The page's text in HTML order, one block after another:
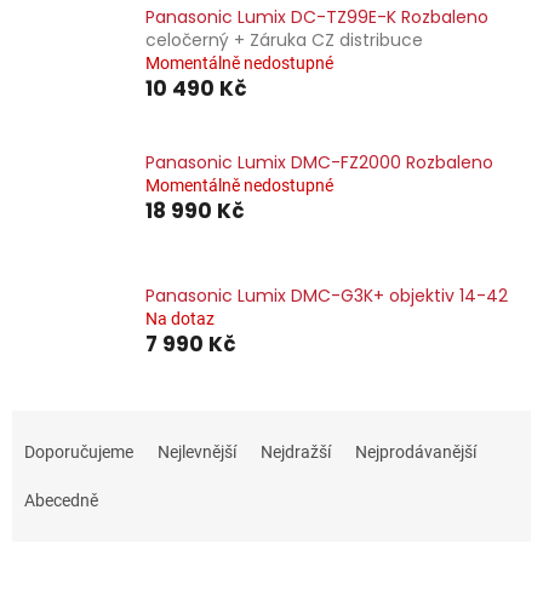
Panasonic Lumix DC-TZ99E-K Rozbaleno
celočerný + Záruka CZ distribuce
Momentálně nedostupné
10 490 Kč
Panasonic Lumix DMC-FZ2000 Rozbaleno
Momentálně nedostupné
18 990 Kč
Panasonic Lumix DMC-G3K+ objektiv 14-42
Na dotaz
7 990 Kč
a
e
Doporučujeme Nejlevnější Nejdražší Nejprodávanější
Abecedně